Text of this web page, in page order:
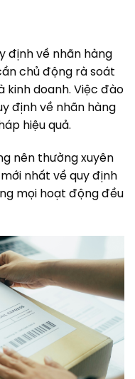
định về nhãn hàng
chủ động rà soát
kinh doanh. Việc đào
định về nhãn hàng
hiệu quả.
nên thường xuyên
nhất về quy định
mọi hoạt động đều